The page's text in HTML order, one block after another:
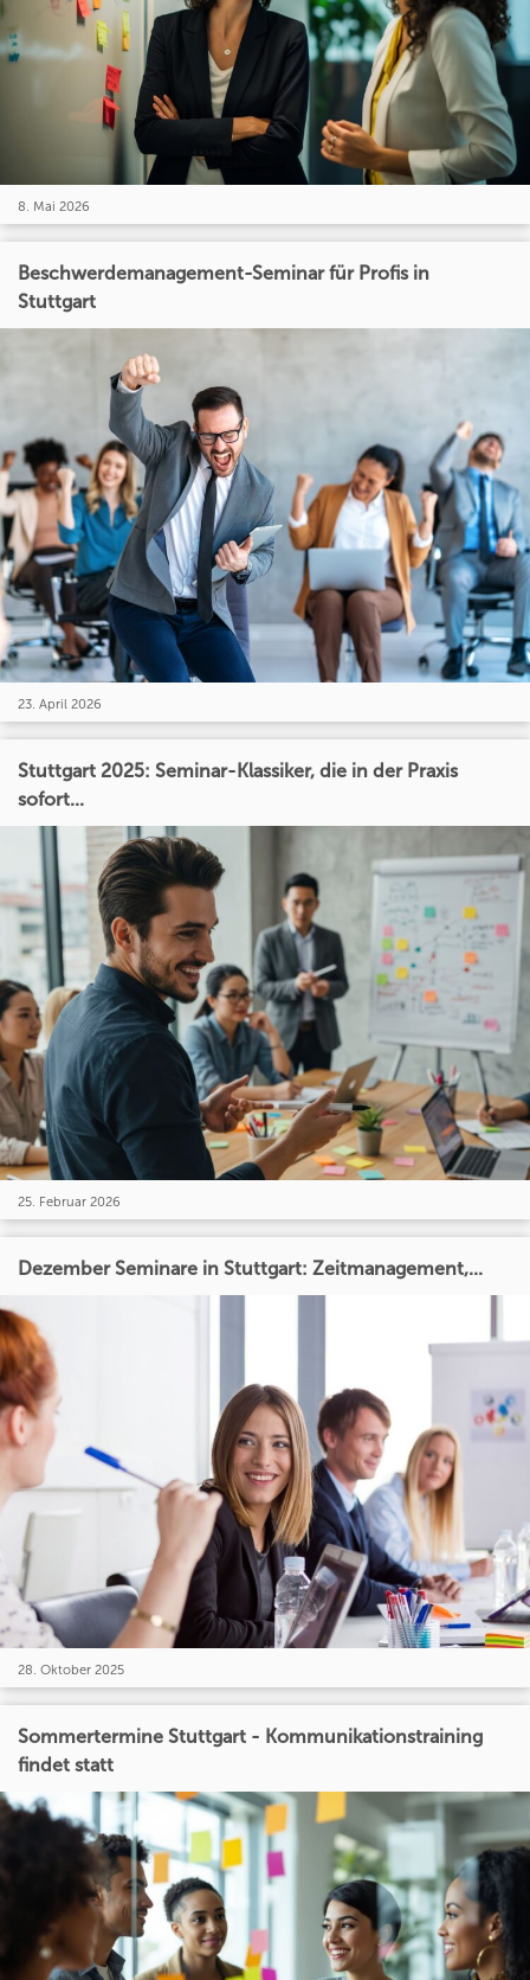
8. Mai 2026
Beschwerdemanagement-Seminar für Profis in
Stuttgart
23. April 2026
Stuttgart 2025: Seminar-Klassiker, die in der Praxis
sofort...
25. Februar 2026
Dezember Seminare in Stuttgart: Zeitmanagement,...
28. Oktober 2025
Sommertermine Stuttgart - Kommunikationstraining
findet statt